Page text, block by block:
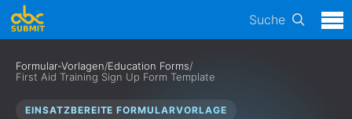
Suche
Formular-Vorlagen/Education Forms/
First Aid Training Sign Up Form Template
EINSATZBEREITE FORMULARVORLAGE